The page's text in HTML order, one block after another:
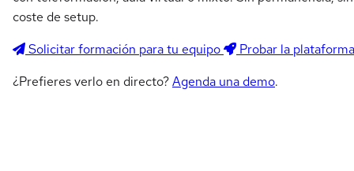
coste de setup.
Solicitar formación para tu equipo
Probar la plataforma
¿Prefieres verlo en directo?Agenda una demo.